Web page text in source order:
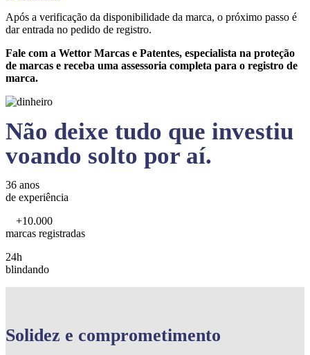
Após a verificação da disponibilidade da marca, o próximo passo é
dar entrada no pedido de registro.
Fale com a Wettor Marcas e Patentes, especialista na proteção
de marcas e receba uma assessoria completa para o registro de
marca.
Não deixe tudo que investiu
voando solto por aí.
36 anos
de experiência
+10.000
marcas registradas
24h
blindando
Solidez e comprometimento